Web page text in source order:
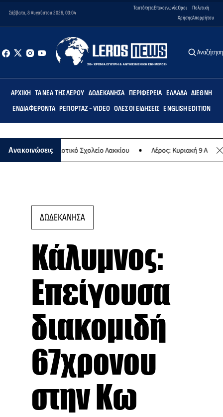
Σάββατο, 8 Αυγούστου 2026, 03:04
ΤαυτότηταΕπικοινωνίαΌροι
Χρήσης
Πολιτική
Απορρήτου
Αναζήτηση
ΑΡΧΙΚΉ ΤΑ ΝΈΑ ΤΗΣ ΛΈΡΟΥ ΔΩΔΕΚΆΝΗΣΑ ΠΕΡΙΦΈΡΕΙΑ ΕΛΛΆΔΑ ΔΙΕΘΝΉ
ΕΝΔΙΑΦΈΡΟΝΤΑ ΡΕΠΟΡΤΆΖ - VIDEO ΌΛΕΣ ΟΙ ΕΙΔΉΣΕΙΣ ENGLISH EDITION
Ανακοινώσεις
στο Δημοτικό Σχολείο Λακκίου Λέρος: Κυριακή 9
ΔΩΔΕΚΑΝΗΣΑ
Κάλυμνος:
Επείγουσα
διακομιδή
67χρονου
στην Κω